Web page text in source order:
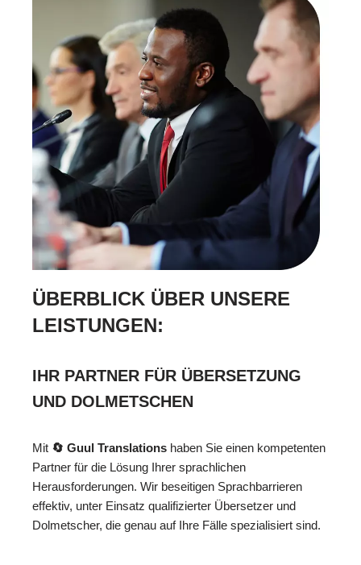
ÜBERBLICK ÜBER UNSERE
LEISTUNGEN:
IHR PARTNER FÜR ÜBERSETZUNG
UND DOLMETSCHEN
Mit 🔄 Guul Translations haben Sie einen kompetenten
Partner für die Lösung Ihrer sprachlichen
Herausforderungen. Wir beseitigen Sprachbarrieren
effektiv, unter Einsatz qualifizierter Übersetzer und
Dolmetscher, die genau auf Ihre Fälle spezialisiert sind.